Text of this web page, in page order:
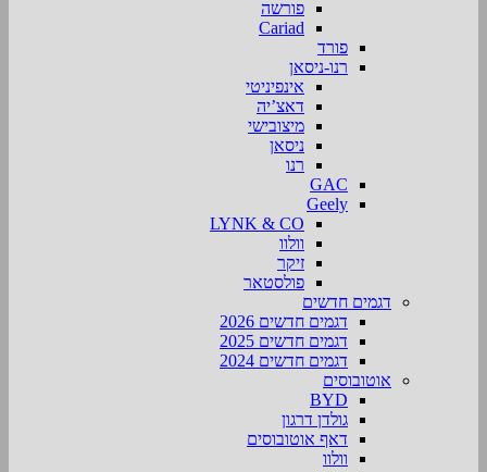
פורשה
Cariad
פורד
רנו-ניסאן
אינפיניטי
דאצ’יה
מיצובישי
ניסאן
רנו
GAC
Geely
LYNK & CO
וולוו
זיקר
פולסטאר
דגמים חדשים
דגמים חדשים 2026
דגמים חדשים 2025
דגמים חדשים 2024
אוטובוסים
BYD
גולדן דרגון
דאף אוטובוסים
וולוו